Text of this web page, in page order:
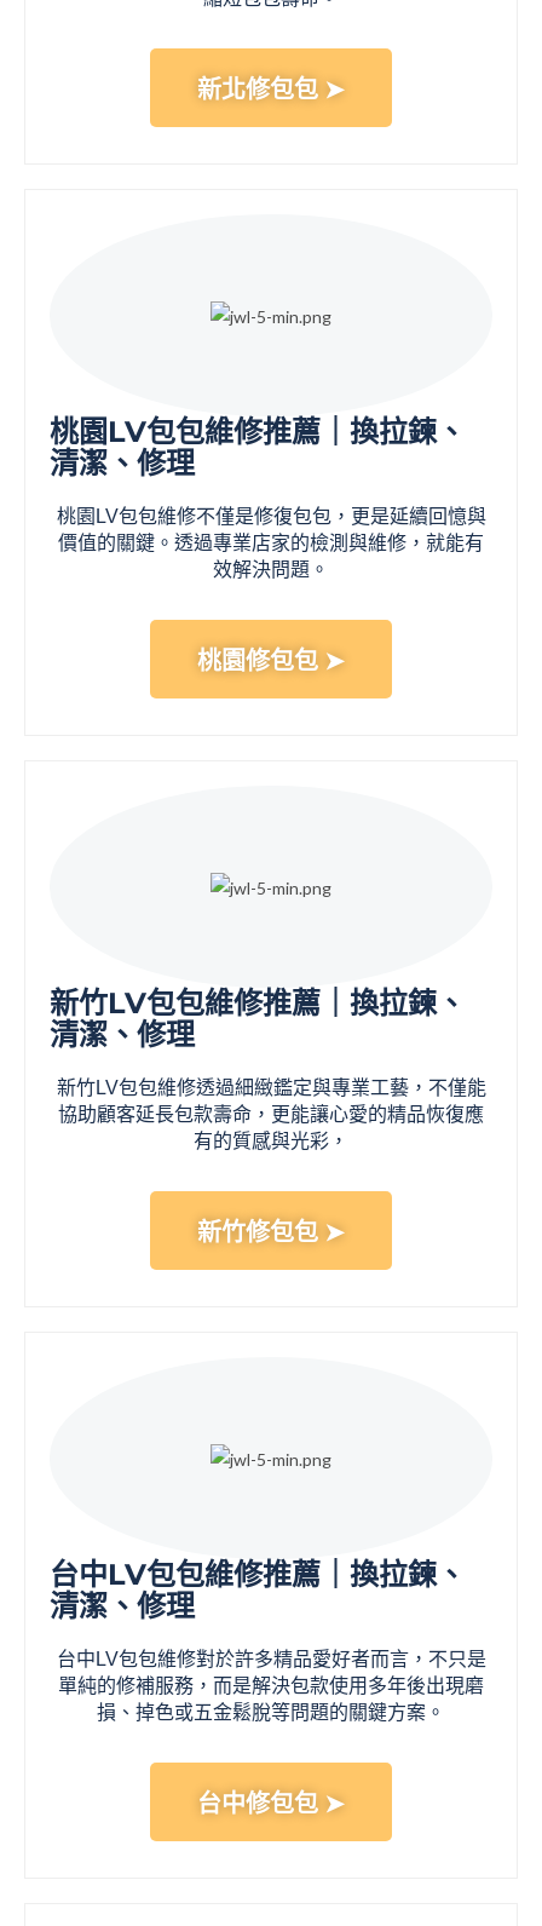
新北修包包 ➤
桃園LV包包維修推薦｜換拉鍊、
清潔、修理
桃園LV包包維修不僅是修復包包，更是延續回憶與
價值的關鍵。透過專業店家的檢測與維修，就能有
效解決問題。
桃園修包包 ➤
新竹LV包包維修推薦｜換拉鍊、
清潔、修理
新竹LV包包維修透過細緻鑑定與專業工藝，不僅能
協助顧客延長包款壽命，更能讓心愛的精品恢復應
有的質感與光彩，
新竹修包包 ➤
台中LV包包維修推薦｜換拉鍊、
清潔、修理
台中LV包包維修對於許多精品愛好者而言，不只是
單純的修補服務，而是解決包款使用多年後出現磨
損、掉色或五金鬆脫等問題的關鍵方案。
台中修包包 ➤